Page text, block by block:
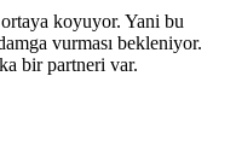
ortaya koyuyor. Yani bu
vurması bekleniyor.
bir partneri var.